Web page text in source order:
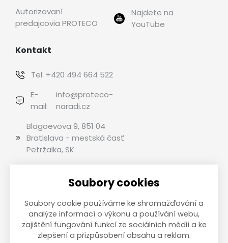
Autorizovaní
predajcovia PROTECO
Najdete na
YouTube
Kontakt
Tel: +420 494 664 522
E-
mail:
info@proteco-
naradi.cz
Blagoevova 9, 851 04
Bratislava - mestská časť
Petržalka, SK
Možnosti platbySoubory cookies
Soubory cookie používáme ke shromažďování a
analýze informací o výkonu a používání webu,
zajištění fungování funkcí ze sociálních médií a ke
zlepšení a přizpůsobení obsahu a reklam.